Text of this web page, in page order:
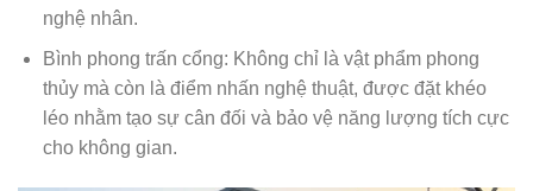
nghệ nhân.
Bình phong trấn cổng: Không chỉ là vật phẩm phong
thủy mà còn là điểm nhấn nghệ thuật, được đặt khéo
léo nhằm tạo sự cân đối và bảo vệ năng lượng tích cực
cho không gian.